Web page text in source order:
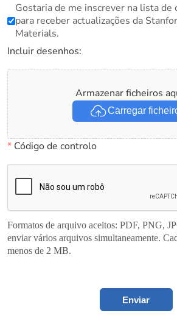
Gostaria de me inscrever na lista
para receber actualizações da
Materials.
Incluir desenhos:
Armazenar ficheiros
Carregar
*Código de controlo
Formatos de arquivo aceitos: PDF, PNG,
enviar vários arquivos simultaneamente.
menos de 2 MB.
Enviar